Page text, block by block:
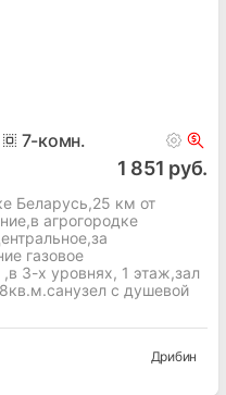
7-комн.
1 851 руб.
Беларусь,25 км от
агрогородке
газовое
3-х уровнях, 1 этаж,зал
с душевой
Дрибин